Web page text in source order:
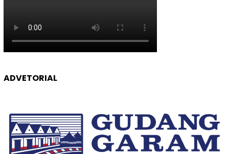
ADVETORIAL